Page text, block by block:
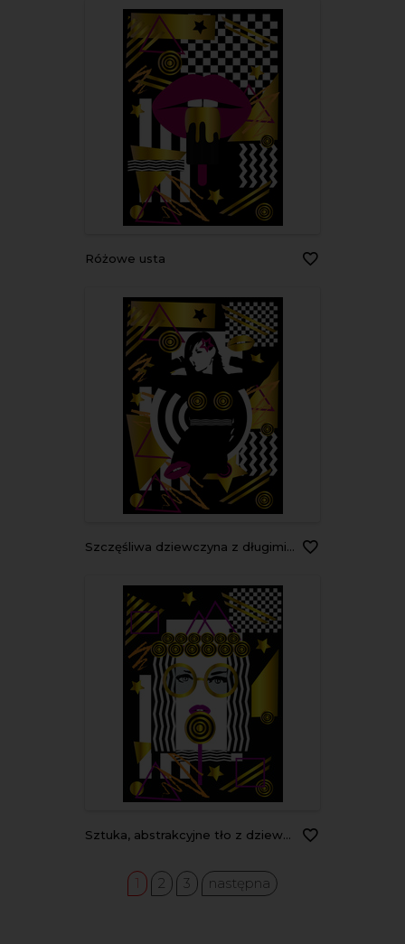
Różowe usta
Szczęśliwa dziewczyna z długimi włosami i złotymi dodatkami
Sztuka, abstrakcyjne tło z dziewczyną jedzącą loli pop
1 2 3 następna